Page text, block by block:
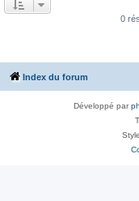
0
Index du forum
Développé par